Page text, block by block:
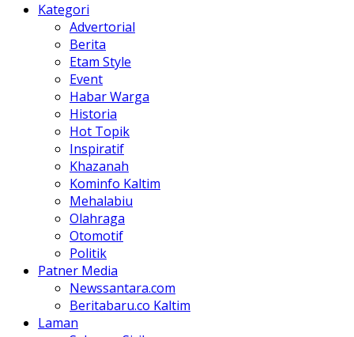
Kategori
Advertorial
Berita
Etam Style
Event
Habar Warga
Historia
Hot Topik
Inspiratif
Khazanah
Kominfo Kaltim
Mehalabiu
Olahraga
Otomotif
Politik
Patner Media
Newssantara.com
Beritabaru.co Kaltim
Laman